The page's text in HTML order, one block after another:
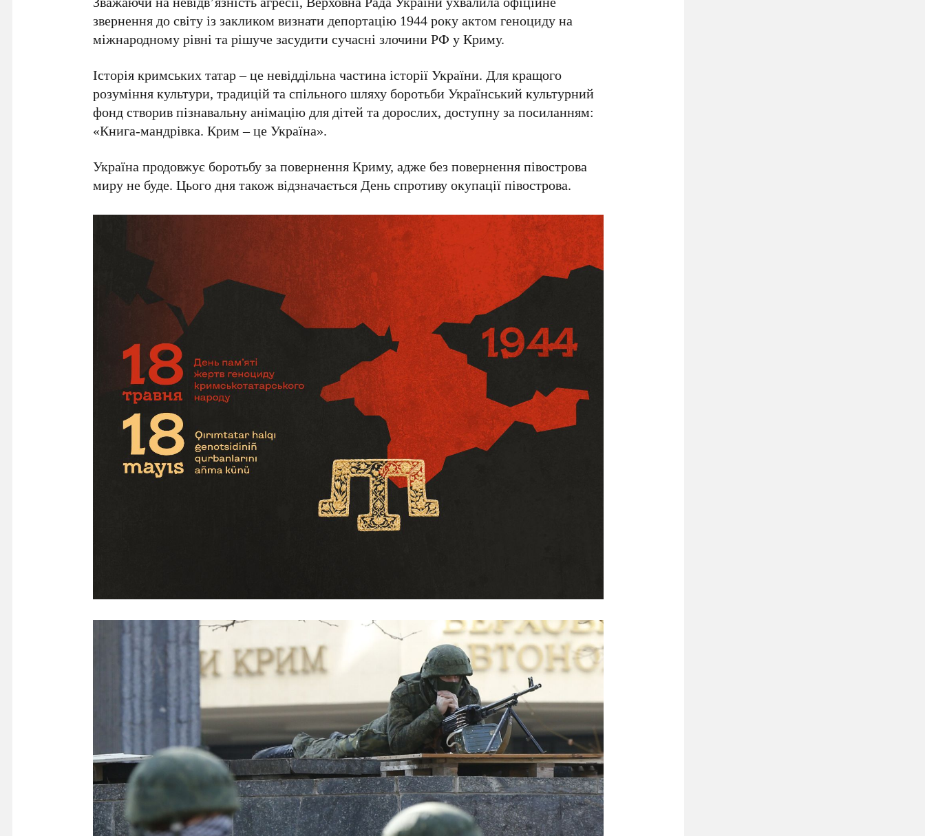
звернення до світу із закликом визнати депортацію 1944 рокуактом геноциду на
міжнародному рівні та рішуче засудити сучасні злочиниРФ уКриму.
Історія кримських татар – це невіддільна частина історії України. Для кращого
розуміння культури, традицій та спільного шляху боротьби Український культурний
фонд створив пізнавальну анімацію для дітей та дорослих, доступну за посиланням:
«Книга-мандрівка. Крим – це Україна».
Україна продовжує боротьбу за поверненняКриму, адже без повернення півострова
миру не буде. Цього дня також відзначається День спротиву окупації півострова.